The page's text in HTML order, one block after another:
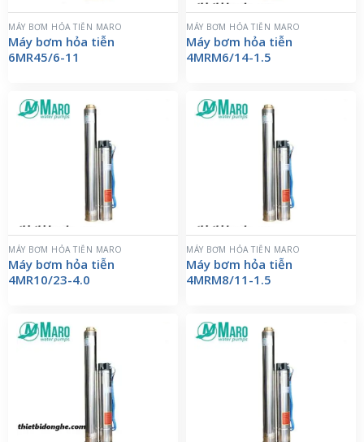
MÁY BƠM HỎA TIỄN MARO
Máy bơm hỏa tiễn
6MR45/6-11
MÁY BƠM HỎA TIỄN MARO
Máy bơm hỏa tiễn
4MRM6/14-1.5
MÁY BƠM HỎA TIỄN MARO
Máy bơm hỏa tiễn
4MR10/23-4.0
MÁY BƠM HỎA TIỄN MARO
Máy bơm hỏa tiễn
4MRM8/11-1.5